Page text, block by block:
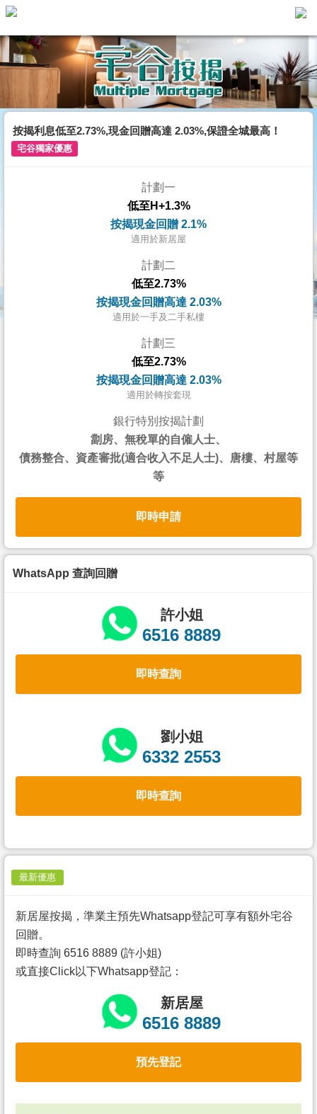
主
搵
樓/
成
地
數
據
按揭利息低至2.73%,現金回贈高達 2.03%,保證全城最高！
宅谷獨家優惠
計劃一
低至H+1.3%
按揭現金回贈 2.1%
適用於新居屋
計劃二
低至2.73%
按揭現金回贈高達 2.03%
適用於一手及二手私樓
計劃三
低至2.73%
按揭現金回贈高達 2.03%
適用於轉按套現
銀行特別按揭計劃
劏房、無稅單的自僱人士、
債務整合、資產審批(適合收入不足人士)、唐樓、村屋等
等
即時申請
WhatsApp 查詢回贈
許小姐
6516 8889
即時查詢
劉小姐
6332 2553
即時查詢
最新優惠
新居屋按揭，準業主預先Whatsapp登記可享有額外宅谷
回贈。
即時查詢 6516 8889 (許小姐)
或直接Click以下Whatsapp登記：
新居屋
6516 8889
預先登記